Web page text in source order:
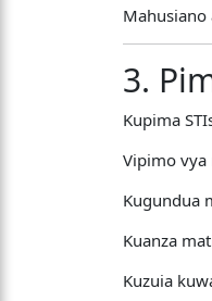
3.
Kupima
Vipimo vya
Kugundua
Kuanza
Kuzuia